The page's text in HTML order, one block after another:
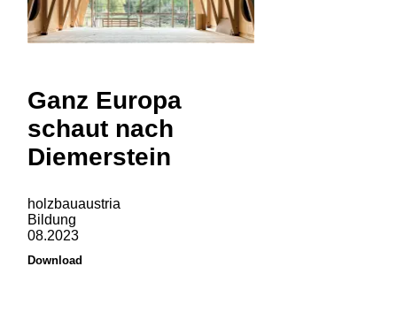
Ganz Europa
schaut nach
Diemerstein
holzbauaustria
Bildung
08.2023
Download